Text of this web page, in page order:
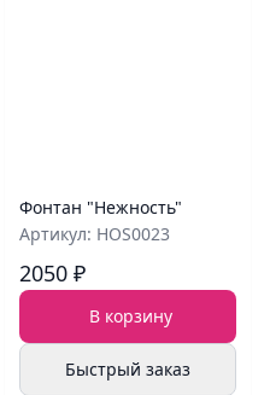
Фонтан "Нежность"
Артикул: HOS0023
2050 ₽
В корзину
Быстрый заказ